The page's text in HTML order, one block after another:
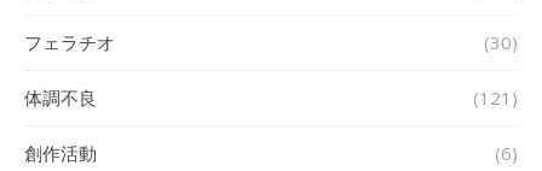
フェラチオ (30)
体調不良 (121)
創作活動 (6)